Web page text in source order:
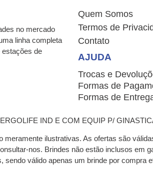
no mercado
linha completa
de
Quem Somos
Termos de
Contato
AJUDA
Trocas e
Formas de
Formas de
ERGOLIFE IND E COM EQUIP P/
meramente ilustrativas. As ofertas são
nos. Brindes não estão inclusos em
sendo válido apenas um brinde por